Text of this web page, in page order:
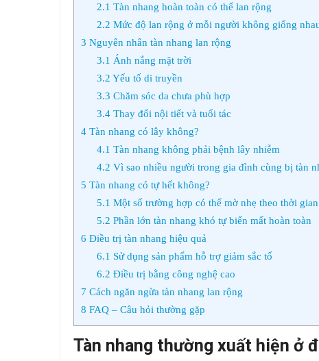
2.1 Tàn nhang hoàn toàn có thể lan rộng
2.2 Mức độ lan rộng ở mỗi người không giống
3 Nguyên nhân tàn nhang lan rộng
3.1 Ánh nắng mặt trời
3.2 Yếu tố di truyền
3.3 Chăm sóc da chưa phù hợp
3.4Thay đổi nội tiết và tuổi tác
4 Tàn nhang có lây không?
4.1 Tàn nhang không phải bệnh lây nhiễm
4.2 Vì sao nhiều người trong gia đình cùng bị tàn
5 Tàn nhang có tự hết không?
5.1 Một số trường hợp có thể mờ nhẹ theo thời gian
5.2 Phần lớn tàn nhang khó tự biến mất hoàn toàn
6 Điều trị tàn nhang hiệu quả
6.1 Sử dụng sản phẩm hỗ trợ giảm sắc tố
6.2 Điều trị bằng công nghệ cao
7 Cách ngăn ngừa tàn nhang lan rộng
8 FAQ – Câu hỏi thường gặp
Tàn nhang thường xuất hiện ở